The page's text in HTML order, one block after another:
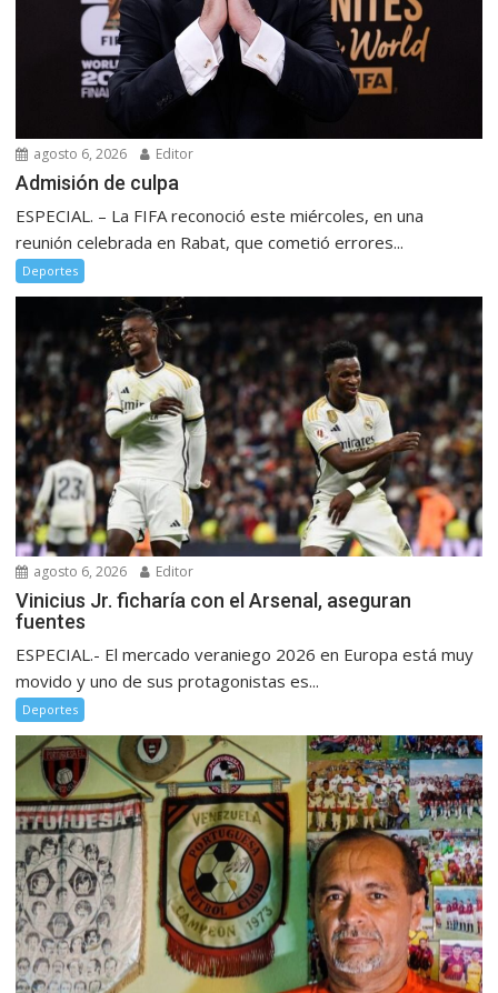
agosto 6, 2026 Editor
Admisión de culpa
ESPECIAL. – La FIFA reconoció este miércoles, en una
reunión celebrada en Rabat, que cometió errores...
Deportes
agosto 6, 2026 Editor
Vinicius Jr. ficharía con el Arsenal, aseguran
fuentes
ESPECIAL.- El mercado veraniego 2026 en Europa está muy
movido y uno de sus protagonistas es...
Deportes